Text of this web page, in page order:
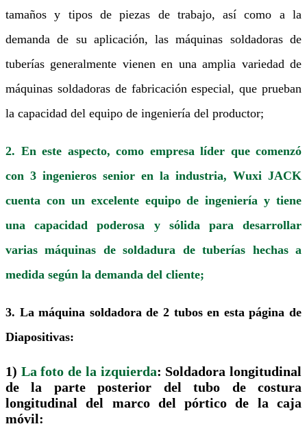
tamaños y tipos de piezas de trabajo, así como a la
demanda de su aplicación, las máquinas soldadoras de
tuberías generalmente vienen en una amplia variedad de
máquinas soldadoras de fabricación especial, que prueban
la capacidad del equipo de ingeniería del productor;
2. En este aspecto, como empresa líder que comenzó
con 3 ingenieros senior en la industria, Wuxi JACK
cuenta con un excelente equipo de ingeniería y tiene
una capacidad poderosa y sólida para desarrollar
varias máquinas de soldadura de tuberías hechas a
medida según la demanda del cliente;
3. La máquina soldadora de 2 tubos en esta página de
Diapositivas:
1) La foto de la izquierda: Soldadora longitudinal
de la parte posterior del tubo de costura
longitudinal del marco del pórtico de la caja
móvil: